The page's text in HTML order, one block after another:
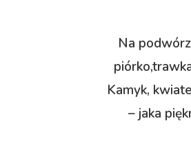
Na
Kamyk,
– jaka